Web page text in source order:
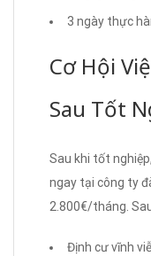
3 ngày thực
Cơ Hội
Sau Tốt
Sau khi tốt
ngay tại công ty
2.800€/tháng.
Định cư vĩnh